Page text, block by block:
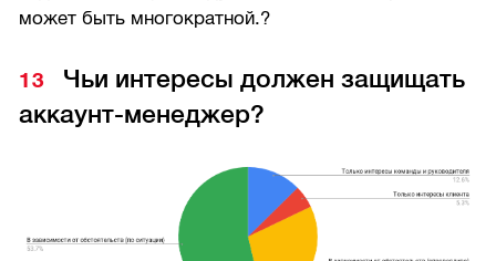
может быть многократной.?
Чьи интересы должен защищать
аккаунт-менеджер?